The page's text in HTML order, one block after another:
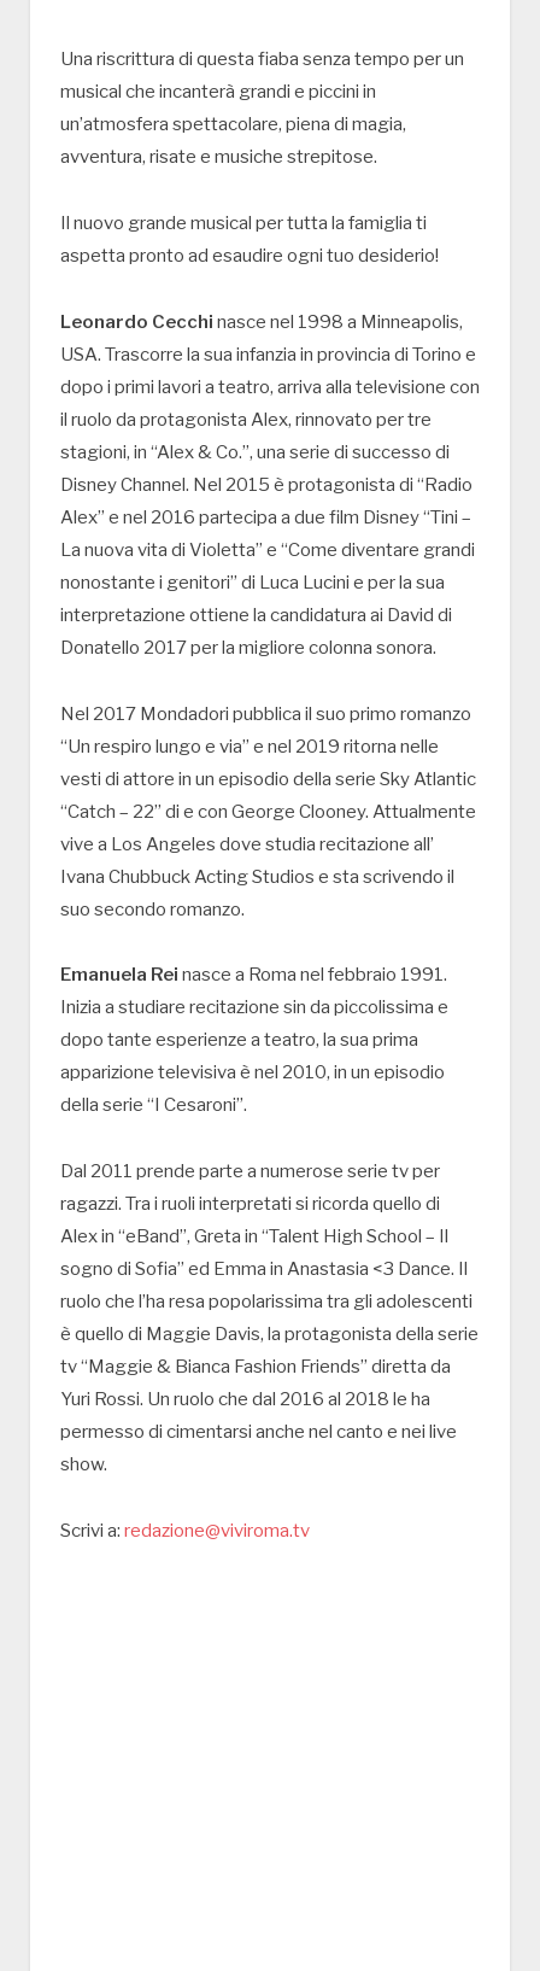
Una riscrittura di questa fiaba senza tempo per un
musical che incanterà grandi e piccini in
un’atmosfera spettacolare, piena di magia,
avventura, risate e musiche strepitose.
Il nuovo grande musical per tutta la famiglia ti
aspetta pronto ad esaudire ogni tuo desiderio!
Leonardo Cecchi nasce nel 1998 a Minneapolis,
USA. Trascorre la sua infanzia in provincia di Torino e
dopo i primi lavori a teatro, arriva alla televisione con
il ruolo da protagonista Alex, rinnovato per tre
stagioni, in “Alex & Co.”, una serie di successo di
Disney Channel. Nel 2015 è protagonista di “Radio
Alex” e nel 2016 partecipa a due film Disney “Tini –
La nuova vita di Violetta” e “Come diventare grandi
nonostante i genitori” di Luca Lucini e per la sua
interpretazione ottiene la candidatura ai David di
Donatello 2017 per la migliore colonna sonora.
Nel 2017 Mondadori pubblica il suo primo romanzo
“Un respiro lungo e via” e nel 2019 ritorna nelle
vesti di attore in un episodio della serie Sky Atlantic
“Catch – 22” di e con George Clooney. Attualmente
vive a Los Angeles dove studia recitazione all’
Ivana Chubbuck Acting Studios e sta scrivendo il
suo secondo romanzo.
Emanuela Rei nasce a Roma nel febbraio 1991.
Inizia a studiare recitazione sin da piccolissima e
dopo tante esperienze a teatro, la sua prima
apparizione televisiva è nel 2010, in un episodio
della serie “I Cesaroni”.
Dal 2011 prende parte a numerose serie tv per
ragazzi. Tra i ruoli interpretati si ricorda quello di
Alex in “eBand”, Greta in “Talent High School – Il
sogno di Sofia” ed Emma in Anastasia <3 Dance. Il
ruolo che l’ha resa popolarissima tra gli adolescenti
è quello di Maggie Davis, la protagonista della serie
tv “Maggie & Bianca Fashion Friends” diretta da
Yuri Rossi. Un ruolo che dal 2016 al 2018 le ha
permesso di cimentarsi anche nel canto e nei live
show.
Scrivi a: redazione@viviroma.tv